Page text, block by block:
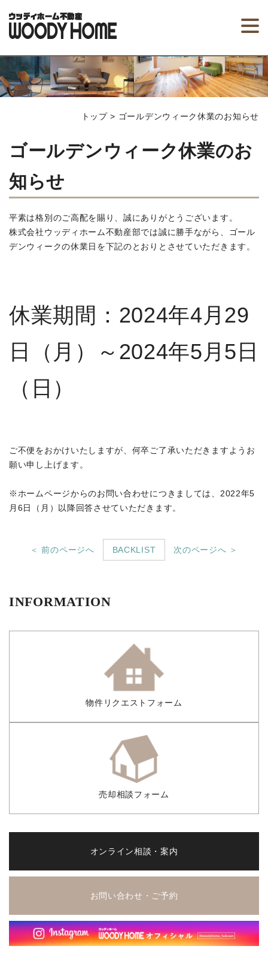
トップ> ゴールデンウィーク休業のお知らせ
ゴールデンウィーク休業のお
知らせ
平素は格別のご高配を賜り、誠にありがとうございます。
株式会社ウッディホーム不動産部では誠に勝手ながら、ゴール
デンウィークの休業日を下記のとおりとさせていただきます。
休業期間：2024年4月29
日（月）～2024年5月5日
（日）
ご不便をおかけいたしますが、何卒ご了承いただきますようお
願い申し上げます。
※ホームページからのお問い合わせにつきましては、2022年5
月6日（月）以降回答させていただきます。
＜ 前のページへ BACKLIST 次のページへ ＞
INFORMATION
物件リクエストフォーム
売却相談フォーム
オンライン相談・案内
お問い合わせ・ご予約